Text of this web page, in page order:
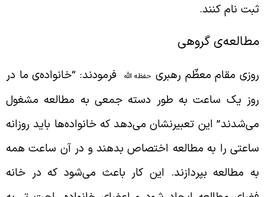
نام کنند.
گروهی
مقام معظّم رهبریحفظه الله ‌فرمودند:“ خانواده‌ی ما در
یک ساعت به طور دسته جمعی به مطالعه مشغول
این تعبیرنشان می‌دهد که خانواده‌ها باید روزانه
را به مطالعه اختصاص بدهند و در آن ساعت همه
مطالعه بپردازند. این کار باعث می‌شود که در خانه